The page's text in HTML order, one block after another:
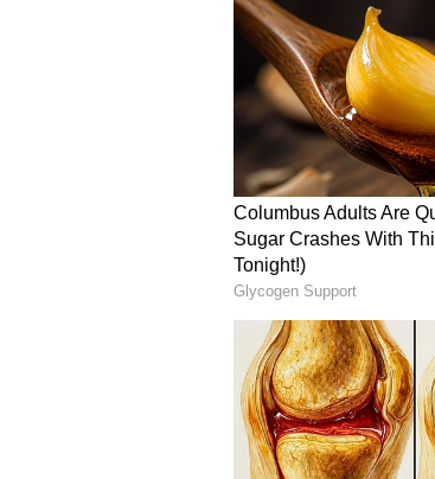
சோத்துபெரும்பேடு
கிருதாலாபுரம்,
கண்டிகை, மாறம்பேடு
திருவேற்காடு
காவேரி நகர், PH
பகுதிகளில்